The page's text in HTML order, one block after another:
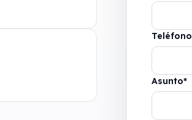
Teléfono
Asunto*